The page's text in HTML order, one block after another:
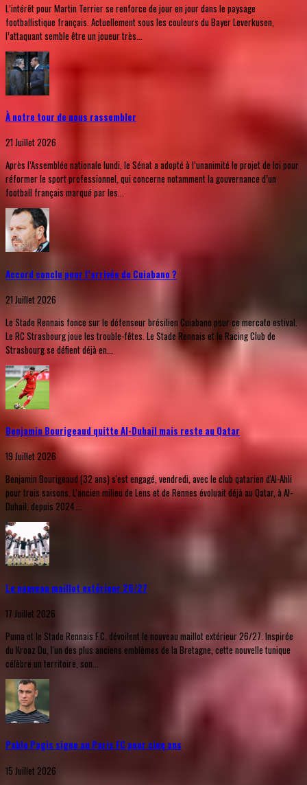
L’intérêt pour Martin Terrier se renforce de jour en jour dans le paysage
footballistique français. Actuellement sous les couleurs du Bayer Leverkusen,
l’attaquant semble être un joueur très...
À notre tour de nous rassembler
21 Juillet 2026
Après l’Assemblée nationale lundi, le Sénat a adopté à l’unanimité le projet de loi pour
réformer le sport professionnel, qui concerne notamment la gouvernance d’un
football français marqué par les...
Accord conclu pour l’arrivée de Cuiabano ?
21 Juillet 2026
Le Stade Rennais fonce sur le défenseur brésilien Cuiabano pour ce mercato estival.
Le RC Strasbourg joue les trouble-fêtes. Le Stade Rennais et le Racing Club de
Strasbourg se défient déjà en...
Benjamin Bourigeaud quitte Al-Duhail mais reste au Qatar
19 Juillet 2026
Benjamin Bourigeaud (32 ans) s'est engagé, vendredi, avec le club qatarien d'Al-Ahli
pour trois saisons. L'ancien milieu de Lens et de Rennes évoluait déjà au Qatar, à Al-
Duhail, depuis 2024....
Le nouveau maillot extérieur 26/27
17 Juillet 2026
Puma et le Stade Rennais F.C. dévoilent le nouveau maillot extérieur 26/27. Inspirée
du Kroaz Du, l'un des plus anciens emblèmes de la Bretagne, cette nouvelle tunique
célèbre un territoire, son...
Pablo Pagis signe au Paris FC pour cinq ans
15 Juillet 2026